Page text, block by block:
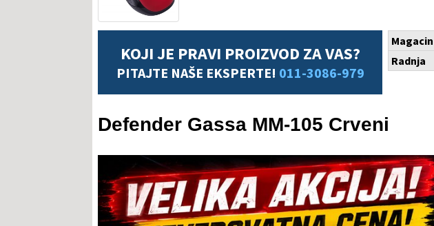
KOJI JE PRAVI PROIZVOD ZA VAS?
PITAJTE NAŠE EKSPERTE! 011-3086-979
Magacin
Radnja
Defender Gassa MM-105 Crveni